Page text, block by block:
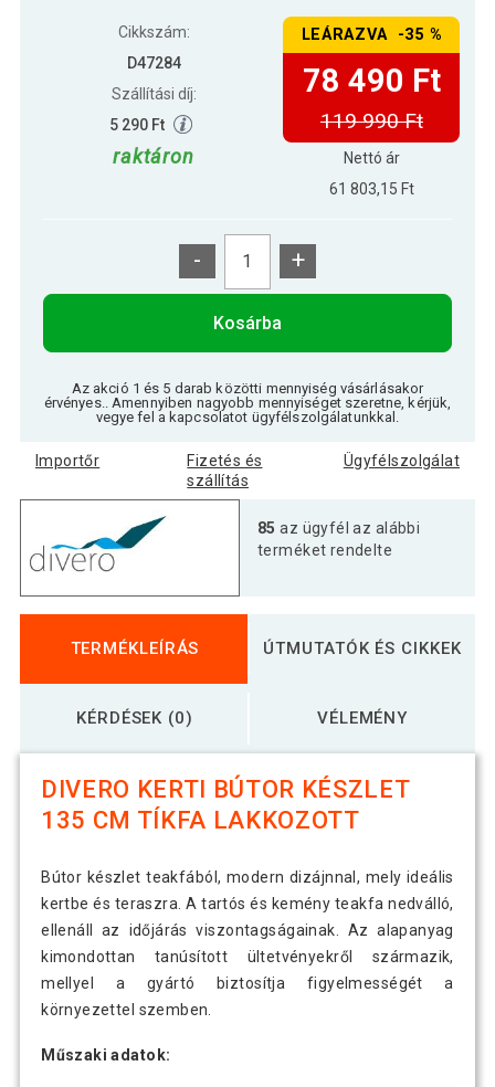
Cikkszám:
D47284
Szállítási díj:
5 290 Ft
raktáron
LEÁRAZVA -35 %
78 490 Ft
119 990 Ft
Nettó ár
61 803,15 Ft
- +
Kosárba
Az akció 1 és 5 darab közötti mennyiség vásárlásakor
érvényes.. Amennyiben nagyobb mennyiséget szeretne, kérjük,
vegye fel a kapcsolatot ügyfélszolgálatunkkal.
Importőr
Fizetés és
szállítás
Ügyfélszolgálat
85 az ügyfél az alábbi
terméket rendelte
TERMÉKLEÍRÁS ÚTMUTATÓK ÉS CIKKEK
KÉRDÉSEK (0) VÉLEMÉNY
DIVERO KERTI BÚTOR KÉSZLET
135 CM TÍKFA LAKKOZOTT
Bútor készlet teakfából, modern dizájnnal, mely ideális
kertbe és teraszra. A tartós és kemény teakfa nedválló,
ellenáll az időjárás viszontagságainak. Az alapanyag
kimondottan tanúsított ültetvényekről származik,
mellyel a gyártó biztosítja figyelmességét a
környezettel szemben.
Műszaki adatok: